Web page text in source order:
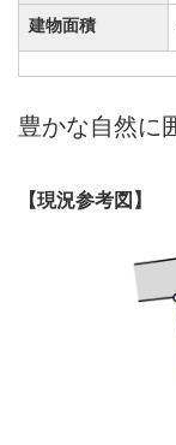
建物面積
豊かな自然に
【現況参考図】